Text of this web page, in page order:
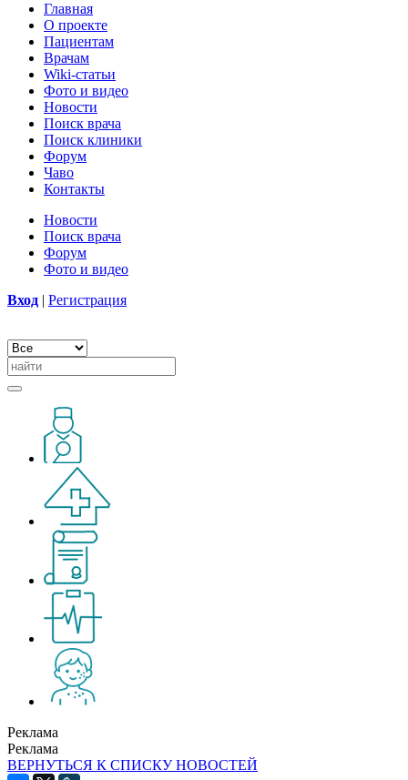
Главная
О проекте
Пациентам
Врачам
Wiki-статьи
Фото и видео
Новости
Поиск врача
Поиск клиники
Форум
Чаво
Контакты
Новости
Поиск врача
Форум
Фото и видео
Вход | Регистрация
Реклама
Реклама
ВЕРНУТЬСЯ К СПИСКУ НОВОСТЕЙ